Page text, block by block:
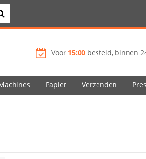
Voor 15:00 besteld, binnen
Papier Verzenden